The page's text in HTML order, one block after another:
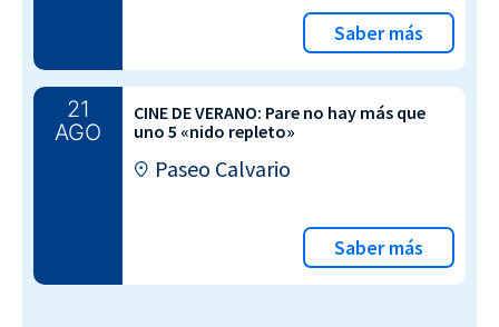
Saber más
21
AGO
CINE DE VERANO: Pare no hay más que
uno 5 «nido repleto»
Paseo Calvario
Saber más